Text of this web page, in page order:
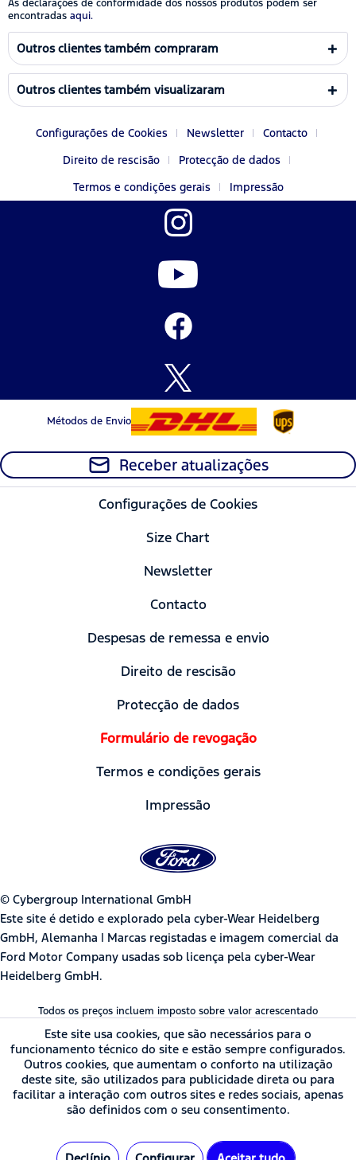
As declarações de conformidade dos nossos produtos podem ser
encontradas aqui.
Outros clientes também compraram
Outros clientes também visualizaram
Configurações de Cookies Newsletter
Contacto
Direito de rescisão
Protecção de dados
Termos e condições gerais
Impressão
Métodos de Envio
Receber atualizações
Configurações de Cookies
Size Chart
Newsletter
Contacto
Despesas de remessa e envio
Direito de rescisão
Protecção de dados
Formulário de revogação
Termos e condições gerais
Impressão
© Cybergroup International GmbH
Este site é detido e explorado pela cyber-Wear Heidelberg
GmbH, Alemanha | Marcas registadas e imagem comercial da
Ford Motor Company usadas sob licença pela cyber-Wear
Heidelberg GmbH.
Todos os preços incluem imposto sobre valor acrescentado
Este site usa cookies, que são necessários para o
funcionamento técnico do site e estão sempre configurados.
Outros cookies, que aumentam o conforto na utilização
deste site, são utilizados para publicidade direta ou para
facilitar a interação com outros sites e redes sociais, apenas
são definidos com o seu consentimento.